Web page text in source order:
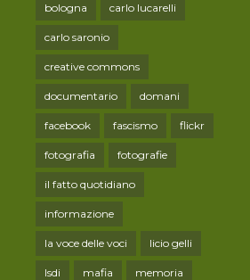
bologna carlo lucarelli
carlo saronio
creative commons
documentario domani
facebook fascismo flickr
fotografia fotografie
il fatto quotidiano
informazione
la voce delle voci licio gelli
lsdi mafia memoria